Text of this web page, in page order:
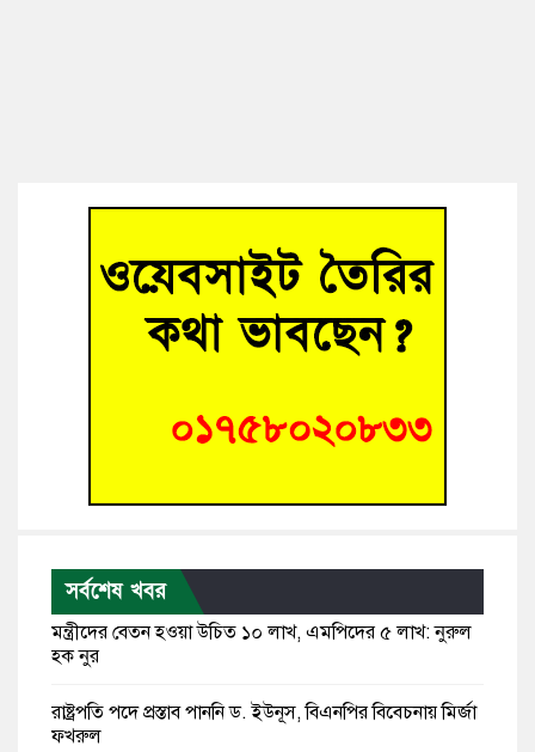
সর্বশেষ খবর
মন্ত্রীদের বেতন হওয়া উচিত ১০ লাখ, এমপিদের ৫ লাখ: নুরুল
হক নুর
রাষ্ট্রপতি পদে প্রস্তাব পাননি ড. ইউনূস, বিএনপির বিবেচনায় মির্জা
ফখরুল